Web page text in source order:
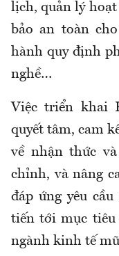
lịch, quản lý
bảo an toàn
hành quy định
nghề…
Việc triển khai
quyết tâm, cam
về nhận thức
chỉnh, và nâng
đáp ứng yêu
tiến tới mục
ngành kinh tế